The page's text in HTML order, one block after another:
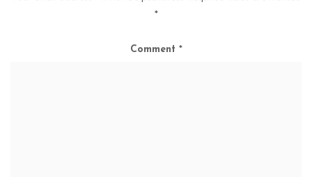
*
Comment *